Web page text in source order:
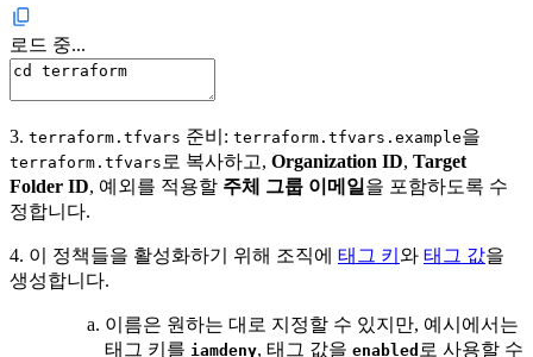
로드 중...
3. terraform.tfvars 준비: terraform.tfvars.example을
terraform.tfvars로 복사하고, Organization ID, Target
Folder ID, 예외를 적용할 주체 그룹 이메일을 포함하도록 수
정합니다.
4. 이 정책들을 활성화하기 위해 조직에 태그 키 와 태그 값을
생성합니다.
이름은 원하는 대로 지정할 수 있지만, 예시에서는
태그 키를 iamdeny, 태그 값을 enabled 로 사용할 수